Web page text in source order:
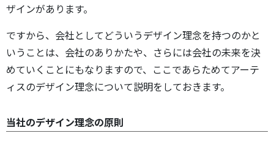
ザインがあります。
ですから、会社としてどういうデザイン理念を持つのかと
いうことは、会社のありかたや、さらには会社の未来を決
めていくことにもなりますので、ここであらためてアーテ
ィスのデザイン理念について説明をしておきます。
当社のデザイン理念の原則